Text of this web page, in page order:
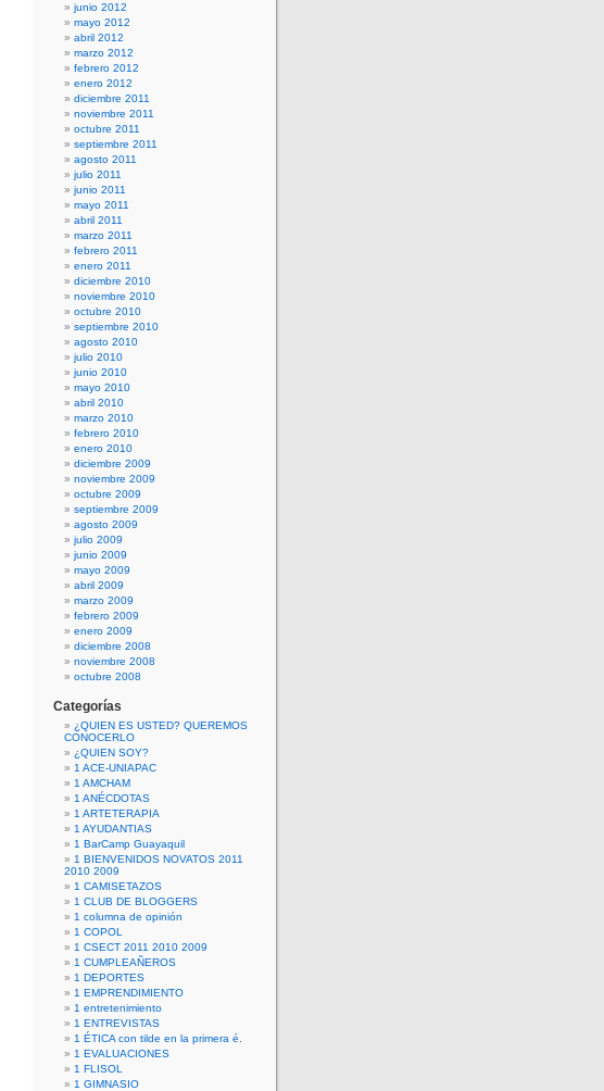
junio 2012
mayo 2012
abril 2012
marzo 2012
febrero 2012
enero 2012
diciembre 2011
noviembre 2011
octubre 2011
septiembre 2011
agosto 2011
julio 2011
junio 2011
mayo 2011
abril 2011
marzo 2011
febrero 2011
enero 2011
diciembre 2010
noviembre 2010
octubre 2010
septiembre 2010
agosto 2010
julio 2010
junio 2010
mayo 2010
abril 2010
marzo 2010
febrero 2010
enero 2010
diciembre 2009
noviembre 2009
octubre 2009
septiembre 2009
agosto 2009
julio 2009
junio 2009
mayo 2009
abril 2009
marzo 2009
febrero 2009
enero 2009
diciembre 2008
noviembre 2008
octubre 2008
Categorías
¿QUIEN ES USTED? QUEREMOS
CONOCERLO
¿QUIEN SOY?
1 ACE-UNIAPAC
1 AMCHAM
1 ANÉCDOTAS
1 ARTETERAPIA
1 AYUDANTIAS
1 BarCamp Guayaquil
1 BIENVENIDOS NOVATOS 2011
2010 2009
1 CAMISETAZOS
1 CLUB DE BLOGGERS
1 columna de opinión
1 COPOL
1 CSECT 2011 2010 2009
1 CUMPLEAÑEROS
1 DEPORTES
1 EMPRENDIMIENTO
1 entretenimiento
1 ENTREVISTAS
1 ÉTICA con tilde en la primera é.
1 EVALUACIONES
1 FLISOL
1 GIMNASIO